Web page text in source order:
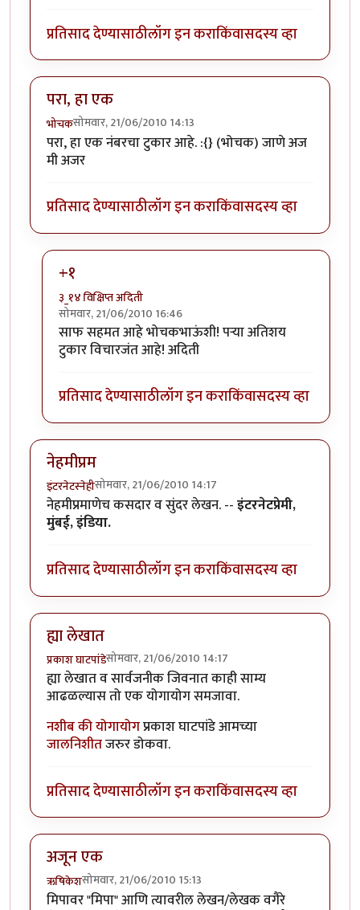
प्रतिसाद देण्यासाठीलॉग इन कराकिंवासदस्य व्हा
परा, हा एक
भोचकसोमवार, 21/06/2010 14:13
परा, हा एक नंबरचा टुकार आहे. :{} (भोचक) जाणे अज
मी अजर
प्रतिसाद देण्यासाठीलॉग इन कराकिंवासदस्य व्हा
+१
३_१४ विक्षिप्त अदिती
सोमवार, 21/06/2010 16:46
In reply toपरा, हा एकbyभोचक
साफ सहमत आहे भोचकभाऊंशी! पर्‍या अतिशय
टुकार विचारजंत आहे! अदिती
प्रतिसाद देण्यासाठीलॉग इन कराकिंवासदस्य व्हा
नेहमीप्रम
इंटरनेटस्नेहीसोमवार, 21/06/2010 14:17
नेहमीप्रमाणेच कसदार व सुंदर लेखन. --इंटरनेटप्रेमी,
मुंबई, इंडिया.
प्रतिसाद देण्यासाठीलॉग इन कराकिंवासदस्य व्हा
ह्या लेखात
प्रकाश घाटपांडेसोमवार, 21/06/2010 14:17
ह्या लेखात व सार्वजनीक जिवनात काही साम्य
आढळल्यास तो एक योगायोग समजावा.
नशीब की योगायोगप्रकाश घाटपांडे आमच्या
जालनिशीतजरुर डोकवा.
प्रतिसाद देण्यासाठीलॉग इन कराकिंवासदस्य व्हा
अजून एक
ऋषिकेशसोमवार, 21/06/2010 15:13
मिपावर "मिपा" आणि त्यावरील लेखन/लेखक वगैरे